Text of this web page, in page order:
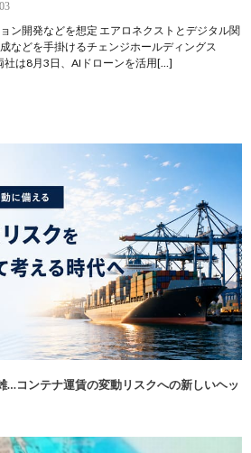
ン開発などを想定 エアロネクストとデジタル関
などを手掛けるチェンジホールディングス
社は8月3日、AIドローンを活用[…]
…コンテナ運賃の変動リスクへの新しいヘッ